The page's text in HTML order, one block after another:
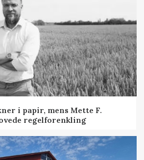
i papir, mens Mette F.
regelforenkling